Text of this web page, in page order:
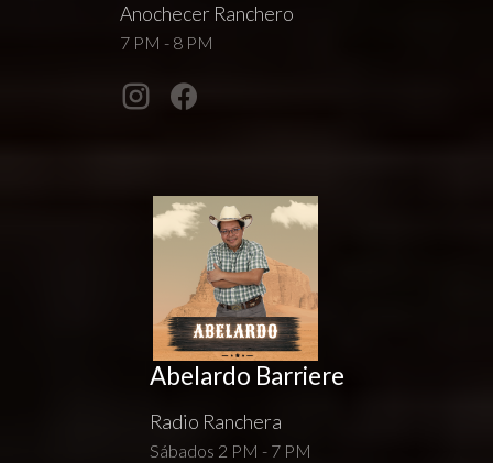
Anochecer Ranchero
7 PM - 8 PM
Abelardo Barriere
Radio Ranchera
Sábados 2 PM - 7 PM